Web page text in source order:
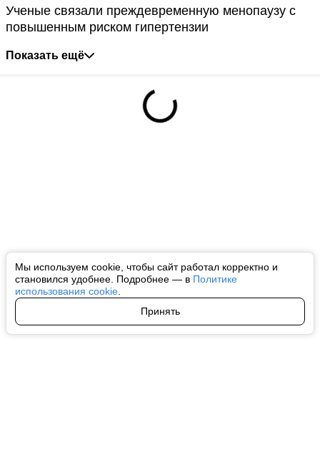
Мы используем cookie, чтобы сайт работал корректно и
становился удобнее. Подробнее — в Политике
использования cookie
Принять
Ученые связали преждевременную менопаузу с
повышенным риском гипертензии
Показать ещё